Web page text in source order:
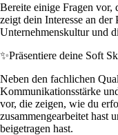
Bereite einige Fragen vor,
zeigt dein Interesse an
Unternehmenskultur und
✨Präsentiere deine Soft
Neben den fachlichen
Kommunikationsstärke
vor, die zeigen, wie du
zusammengearbeitet hast
beigetragen hast.